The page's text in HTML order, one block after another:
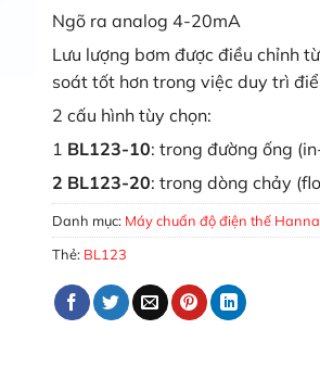
Ngõ ra analog 4-20mA
Lưu lượng bơm được điều chỉnh
soát tốt hơn trong việc duy trì
2 cấu hình tùy chọn:
1 BL123-10: trong đường ống
2 BL123-20: trong dòng chảy
Danh mục: Máy chuẩn độ điện thế Hanna
Thẻ: BL123